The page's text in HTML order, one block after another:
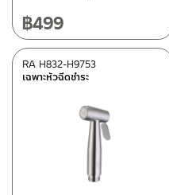
วัสดุ
ดูรายละเอียดวัสดุแยกชิ้น ในร
สแตนเลส
(4)
฿499
เฉพาะหัวฉีดชำระ
RA H832-H9753